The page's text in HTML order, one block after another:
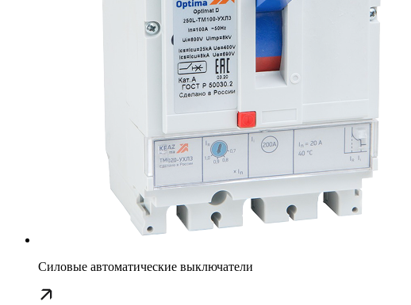
Силовые автоматические выключатели